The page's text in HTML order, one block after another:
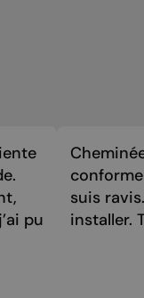
pu
suis
installer.